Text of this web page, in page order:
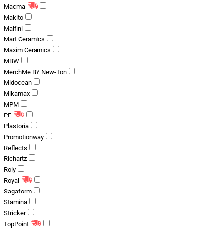
Macma
Makito
Malfini
Mart Ceramics
Maxim Ceramics
MBW
MerchMe BY New-Ton
Midocean
Mikamax
MPM
PF
Plastoria
Promotionway
Reflects
Richartz
Roly
Royal
Sagaform
Stamina
Stricker
TopPoint